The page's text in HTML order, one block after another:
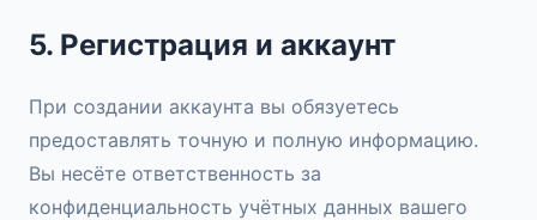
5. Регистрация и аккаунт
При создании аккаунта вы обязуетесь
предоставлять точную и полную информацию.
Вы несёте ответственность за
конфиденциальность учётных данных вашего